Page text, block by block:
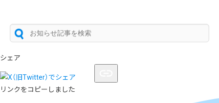
シェア
リンクをコピーしました